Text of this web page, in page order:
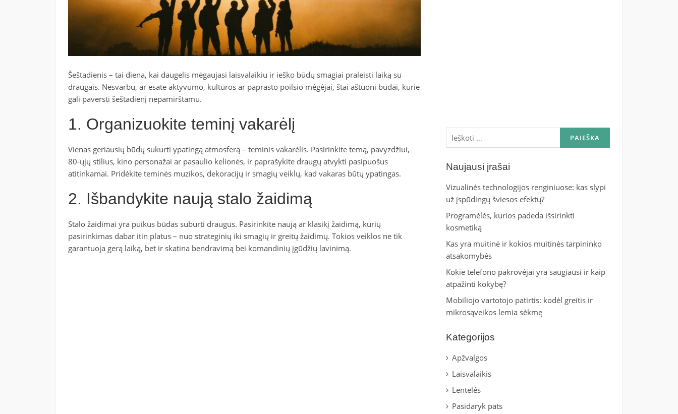
Šeštadienis – tai diena, kai daugelis mėgaujasi laisvalaikiu ir ieško būdų smagiai praleisti laiką su
draugais. Nesvarbu, ar esate aktyvumo, kultūros ar paprasto poilsio mėgėjai, štai aštuoni būdai, kurie
gali paversti šeštadienį nepamirštamu.
1. Organizuokite teminį vakarėlį
Vienas geriausių būdų sukurti ypatingą atmosferą – teminis vakarėlis. Pasirinkite temą, pavyzdžiui,
80-ųjų stilius, kino personažai ar pasaulio kelionės, ir paprašykite draugų atvykti pasipuošus
atitinkamai. Pridėkite teminės muzikos, dekoracijų ir smagių veiklų, kad vakaras būtų ypatingas.
2. Išbandykite naują stalo žaidimą
Stalo žaidimai yra puikus būdas suburti draugus. Pasirinkite naują ar klasikį žaidimą, kurių
pasirinkimas dabar itin platus – nuo strateginių iki smagių ir greitų žaidimų. Tokios veiklos ne tik
garantuoja gerą laiką, bet ir skatina bendravimą bei komandinių įgūdžių lavinimą.
Ieškoti:
Naujausi įrašai
Vizualinės technologijos renginiuose: kas slypi
už įspūdingų šviesos efektų?
Programėlės, kurios padeda išsirinkti
kosmetiką
Kas yra muitinė ir kokios muitinės tarpininko
atsakomybės
Kokie telefono pakrovėjai yra saugiausi ir kaip
atpažinti kokybę?
Mobiliojo vartotojo patirtis: kodėl greitis ir
mikrosąveikos lemia sėkmę
Kategorijos
Apžvalgos
Laisvalaikis
Lentelės
Pasidaryk pats